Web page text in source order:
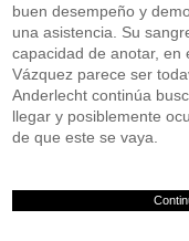
buen desempeño y
una asistencia. Su
capacidad de anotar, en
Vázquez parece ser
Anderlecht continúa
llegar y posiblemente
de que este se vaya.